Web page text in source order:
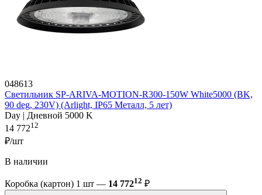
048613
Светильник SP-ARIVA-MOTION-R300-150W White5000 (BK,
90 deg, 230V) (Arlight, IP65 Металл, 5 лет)
Day | Дневной 5000 K
14 77212
₽/шт
В наличии
Коробка (картон) 1 шт — 14 77212 ₽